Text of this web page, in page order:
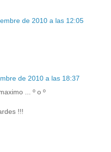
de 2010 a las 12:05
de 2010 a las 18:37
... º o º
!!!